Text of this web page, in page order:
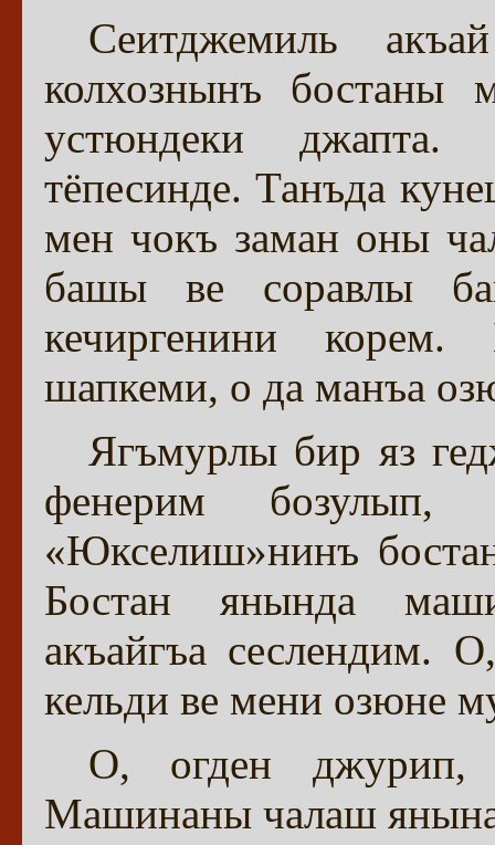
Сеитджемиль
колхознынъ бостаны
устюндеки
тёпесинде. Танъда
мен чокъ заман оны
башы ве соравлы
кечиргенини
шапкеми, о да манъа
Ягъмурлы бир яз
фенерим бозулып,
«Юкселиш»нинъ
Бостан янында
акъайгъа сеслендим.
кельди ве мени озюне
О, огден джурип,
Машинаны чалаш